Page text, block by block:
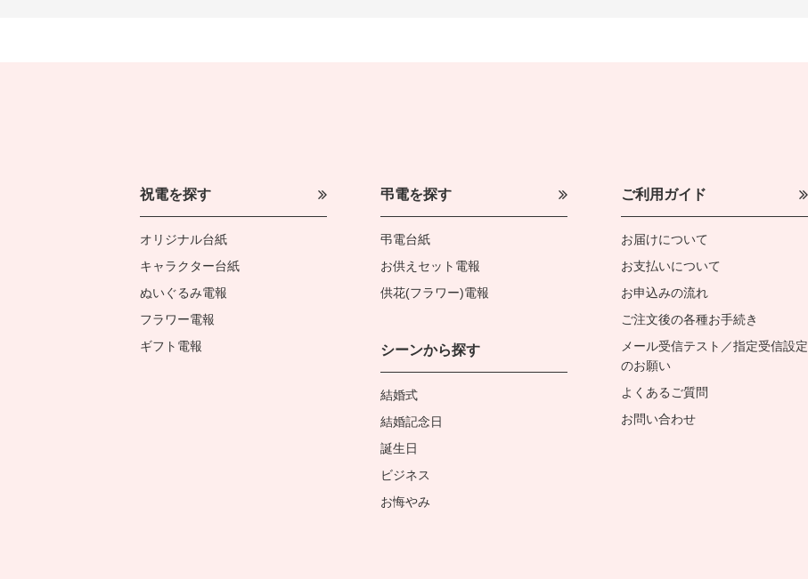
祝電を探す
オリジナル台紙
キャラクター台紙
ぬいぐるみ電報
フラワー電報
ギフト電報
弔電を探す
弔電台紙
お供えセット電報
供花(フラワー)電報
シーンから探す
結婚式
結婚記念日
誕生日
ビジネス
お悔やみ
ご利用ガイド
お届けについて
お支払いについて
お申込みの流れ
ご注文後の各種お手続き
メール受信テスト／指定受信設定
のお願い
よくあるご質問
お問い合わせ